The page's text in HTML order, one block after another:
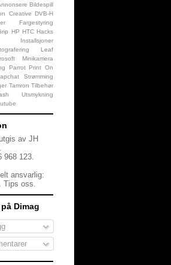
Bildespill
Creative
DVB-H
Fargestyring
HP HTC Hacks
Installsjoner
Leaf
Minikamera
Parrot Print On
Strømming
Tamron Tilbehør
Utsmykning
av JH
968 123.
ansvarlig:
Tips oss.
Dimag